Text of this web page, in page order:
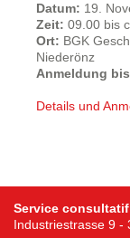
Datum: 19.
Zeit: 09.00 bis
Ort: BGK
Niederönz
Anmeldung
Details und
Service
Industriestrasse 9